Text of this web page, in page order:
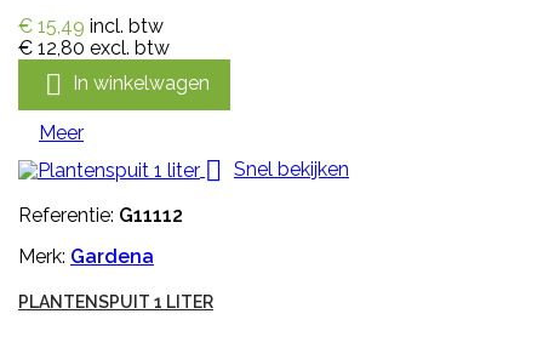
€ 15,49 incl. btw
€ 12,80 excl. btw
 In winkelwagen
Meer
 Snel bekijken
Referentie: G11112
Merk: Gardena
PLANTENSPUIT 1 LITER